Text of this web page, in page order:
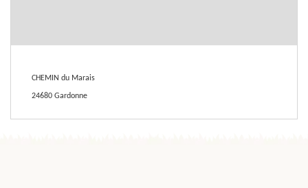
CHEMIN du Marais
24680 Gardonne